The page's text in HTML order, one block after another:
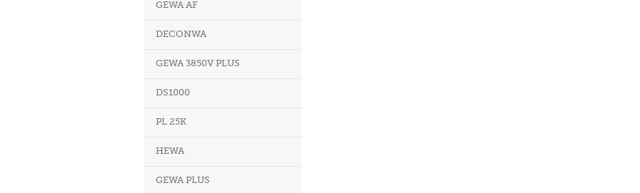
GEWA AF
DECONWA
GEWA 3850V PLUS
DS1000
PL 25K
HEWA
GEWA PLUS